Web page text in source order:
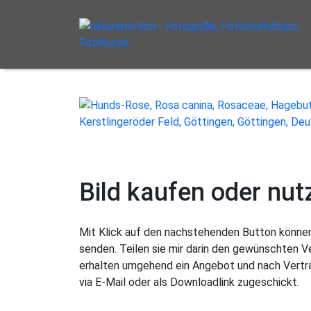
Bild kaufen oder
Mit Klick auf den nachstehenden Button
senden. Teilen sie mir darin den gewünschten
erhalten umgehend ein Angebot und nach
via E-Mail oder als Downloadlink zugeschickt.